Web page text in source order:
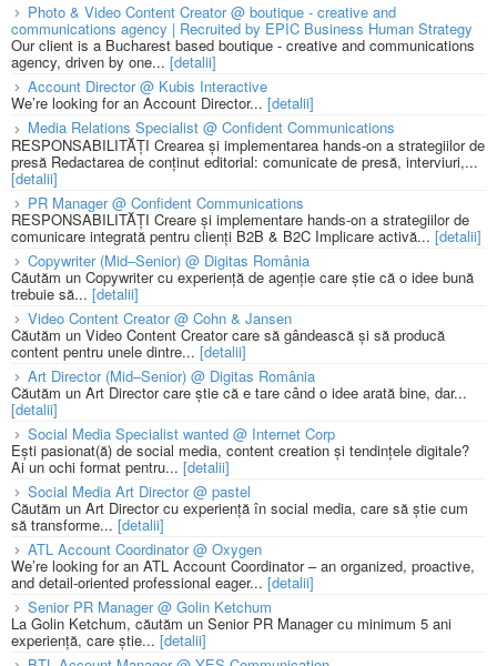
Photo & Video Content Creator @ boutique - creative and
communications agency | Recruited by EPIC Business Human Strategy
Our client is a Bucharest based boutique - creative and communications
agency, driven by one... [detalii]
Account Director @ Kubis Interactive
We’re looking for an Account Director... [detalii]
Media Relations Specialist @ Confident Communications
RESPONSABILITĂȚI Crearea și implementarea hands-on a strategiilor de
presă Redactarea de conținut editorial: comunicate de presă, interviuri,...
[detalii]
PR Manager @ Confident Communications
RESPONSABILITĂȚI Creare și implementare hands-on a strategiilor de
comunicare integrată pentru clienți B2B & B2C Implicare activă... [detalii]
Copywriter (Mid–Senior) @ Digitas România
Căutăm un Copywriter cu experiență de agenție care știe că o idee bună
trebuie să... [detalii]
Video Content Creator @ Cohn & Jansen
Căutăm un Video Content Creator care să gândească și să producă
content pentru unele dintre... [detalii]
Art Director (Mid–Senior) @ Digitas România
Căutăm un Art Director care știe că e tare când o idee arată bine, dar...
[detalii]
Social Media Specialist wanted @ Internet Corp
Ești pasionat(ă) de social media, content creation și tendințele digitale?
Ai un ochi format pentru... [detalii]
Social Media Art Director @ pastel
Căutăm un Art Director cu experiență în social media, care să știe cum
să transforme... [detalii]
ATL Account Coordinator @ Oxygen
We’re looking for an ATL Account Coordinator – an organized, proactive,
and detail-oriented professional eager... [detalii]
Senior PR Manager @ Golin Ketchum
La Golin Ketchum, căutăm un Senior PR Manager cu minimum 5 ani
experiență, care știe... [detalii]